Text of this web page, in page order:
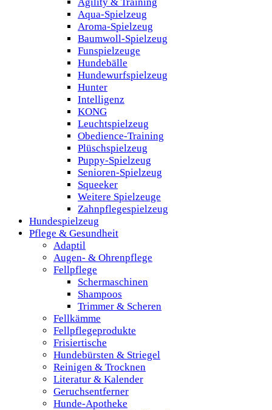
Aqua-Spielzeug
Aroma-Spielzeug
Baumwoll-Spielzeug
Funspielzeuge
Hundebälle
Hundewurfspielzeug
Hunter
Intelligenz
KONG
Leuchtspielzeug
Obedience-Training
Plüschspielzeug
Puppy-Spielzeug
Senioren-Spielzeug
Squeeker
Weitere Spielzeuge
Zahnpflegespielzeug
Hundespielzeug
Pflege & Gesundheit
Adaptil
Augen- & Ohrenpflege
Fellpflege
Schermaschinen
Shampoos
Trimmer & Scheren
Fellkämme
Fellpflegeprodukte
Frisiertische
Hundebürsten & Striegel
Reinigen & Trocknen
Literatur & Kalender
Geruchsentferner
Hunde-Apotheke